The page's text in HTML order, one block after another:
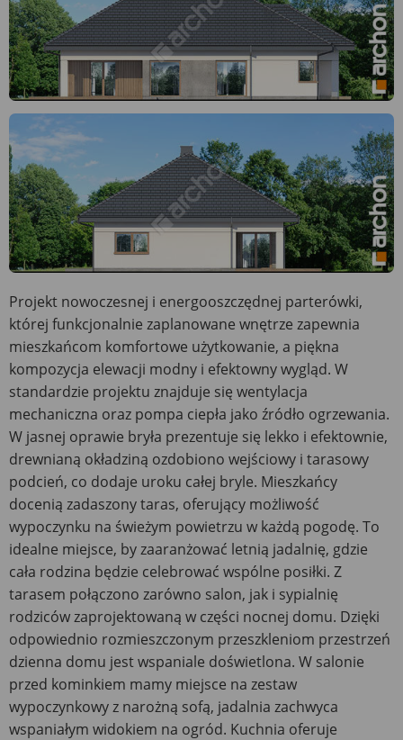
Projekt nowoczesnej i energooszczędnej parterówki,
której funkcjonalnie zaplanowane wnętrze zapewnia
mieszkańcom komfortowe użytkowanie, a piękna
kompozycja elewacji modny i efektowny wygląd. W
standardzie projektu znajduje się wentylacja
mechaniczna oraz pompa ciepła jako źródło ogrzewania.
W jasnej oprawie bryła prezentuje się lekko i efektownie,
drewnianą okładziną ozdobiono wejściowy i tarasowy
podcień, co dodaje uroku całej bryle. Mieszkańcy
docenią zadaszony taras, oferujący możliwość
wypoczynku na świeżym powietrzu w każdą pogodę. To
idealne miejsce, by zaaranżować letnią jadalnię, gdzie
cała rodzina będzie celebrować wspólne posiłki. Z
tarasem połączono zarówno salon, jak i sypialnię
rodziców zaprojektowaną w części nocnej domu. Dzięki
odpowiednio rozmieszczonym przeszkleniom przestrzeń
dzienna domu jest wspaniale doświetlona. W salonie
przed kominkiem mamy miejsce na zestaw
wypoczynkowy z narożną sofą, jadalnia zachwyca
wspaniałym widokiem na ogród. Kuchnia oferuje